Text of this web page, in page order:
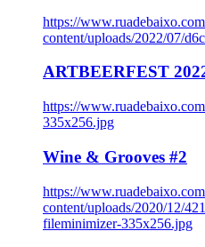
https://
content/uploads/2022/07/
ARTBEERFEST
https://
335x256.jpg
Wine & Grooves #2
https://
content/uploads/2020/12/
fileminimizer-335x256.jpg